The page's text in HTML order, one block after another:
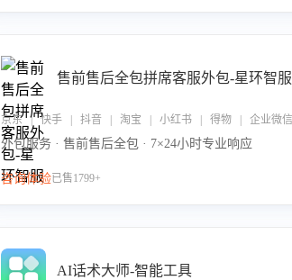
售前售后全包拼席客服外包-星环智服
外包服务 · 售前售后全包 · 7×24小时专业响应
咨询体验已售1799+
AI话术大师-智能工具